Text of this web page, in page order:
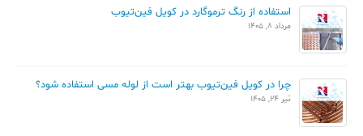
استفاده از رنگ ترموگارد در کویل فین‌تیوب
مرداد 8, 1405
چرا در کویل فین‌تیوب بهتر است از لوله مسی استفاده شود؟
تیر 24, 1405